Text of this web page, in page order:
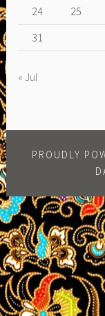
24
25
31
« Jul
PROUDLY